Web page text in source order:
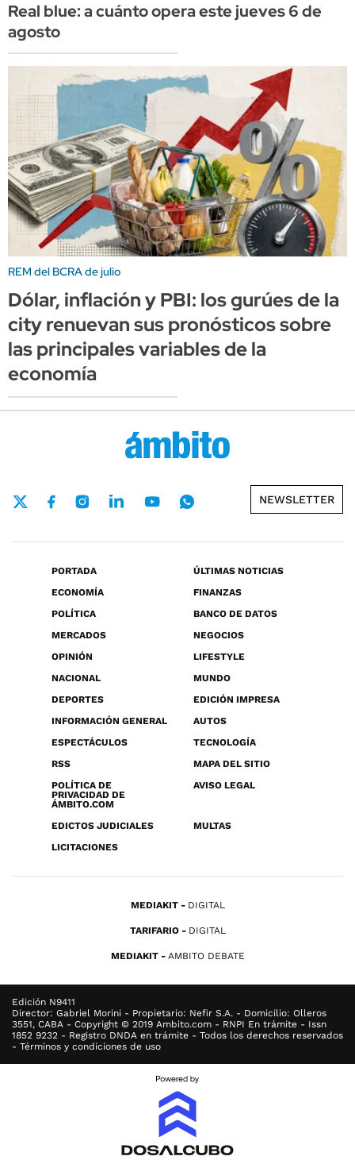
Real blue: a cuánto opera este jueves 6 de
agosto
REM del BCRA de julio
Dólar, inflación y PBI: los gurúes de la
city renuevan sus pronósticos sobre
las principales variables de la
economía
NEWSLETTER
PORTADA
ÚLTIMAS NOTICIAS
ECONOMÍA
FINANZAS
POLÍTICA
BANCO DE DATOS
MERCADOS
NEGOCIOS
OPINIÓN
LIFESTYLE
NACIONAL
MUNDO
DEPORTES
EDICIÓN IMPRESA
INFORMACIÓN GENERAL
AUTOS
ESPECTÁCULOS
TECNOLOGÍA
RSS
MAPA DEL SITIO
POLÍTICA DE
PRIVACIDAD DE
ÁMBITO.COM
AVISO LEGAL
EDICTOS JUDICIALES
MULTAS
LICITACIONES
MEDIAKIT DIGITAL
TARIFARIO DIGITAL
MEDIAKIT AMBITO DEBATE
Edición N9411
Director: Gabriel Morini - Propietario: Nefir S.A. - Domicilio: Olleros
3551, CABA - Copyright © 2019 Ambito.com - RNPI En trámite - Issn
1852 9232 - Registro DNDA en trámite - Todos los derechos reservados
- Términos y condiciones de uso